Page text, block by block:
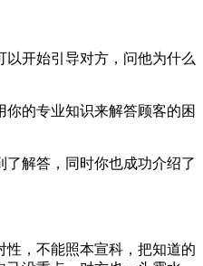
开始引导对方，问他为什么
的专业知识来解答顾客的困
解答，同时你也成功介绍了
，不能照本宣科，把知道的